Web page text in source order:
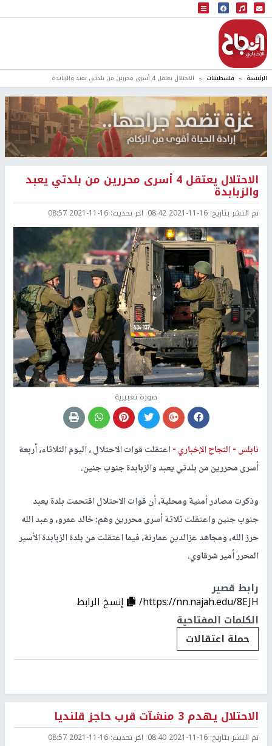
البث المباشر
إذاعة النجاح
الرئيسية فلسطينيات الاحتلال يعتقل 4 أسرى محررين من بلدتي يعبد والزبابدة
الاحتلال يعتقل 4 أسرى محررين من بلدتي يعبد
والزبابدة
تم النشر بتاريخ: 2021-11-16 08:42 اخر تحديث: 2021-11-16 08:57
صورة تعبيرية
نابلس -النجاح الإخباري -اعتقلت قوات الاحتلال ، اليوم الثلاثاء، أربعة
أسرى محررين من بلدتي يعبد والزبابدة جنوب جنين.
وذكرت مصادر أمنية ومحلية، أن قوات الاحتلال اقتحمت بلدة يعبد
جنوب جنين واعتقلت ثلاثة أسرى محررين وهم: خالد عمرو، وعبد الله
حرز الله، ومجاهد عزالدين عمارنة، فيما اعتقلت من بلدة الزبابدة الأسير
المحرر أمير شرقاوي.
رابط قصير
https://nn.najah.edu/8EJH/
إنسخ الرابط
الكلمات المفتاحية
حملة اعتقالات
الاحتلال يهدم 3 منشآت قرب حاجز قلنديا
تم النشر بتاريخ: 2021-11-16 08:40 اخر تحديث: 2021-11-16 08:57